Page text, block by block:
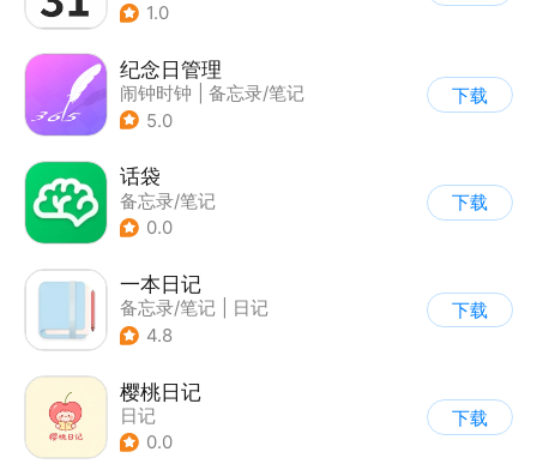
1.0
纪念日管理
闹钟时钟
备忘录/笔记
5.0
下载
话袋
备忘录/笔记
0.0
下载
一本日记
备忘录/笔记
日记
4.8
下载
樱桃日记
日记
0.0
下载